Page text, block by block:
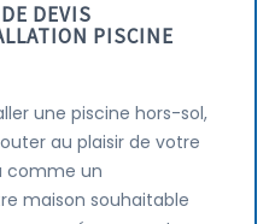
DEVIS
PISCINE
une piscine hors-sol,
au plaisir de votre
comme un
maison souhaitable